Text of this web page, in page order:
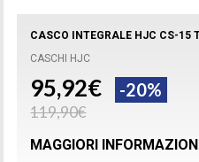
CASCO INTEGRALE HJC CS-15
CASCHI HJC
95,92€ -20%
119,90€
MAGGIORI